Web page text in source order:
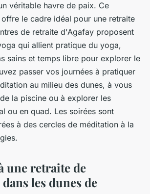
véritable havre de paix. Ce
le cadre idéal pour une retraite
de retraite d'Agafay proposent
qui allient pratique du yoga,
sains et temps libre pour explorer le
passer vos journées à pratiquer
au milieu des dunes, à vous
la piscine ou à explorer les
ou en quad. Les soirées sont
à des cercles de méditation à la
une retraite de
les dunes de